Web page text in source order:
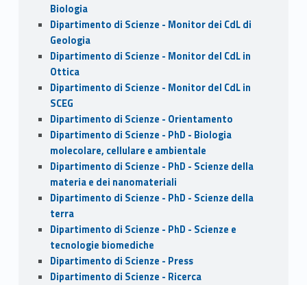
Biologia
Dipartimento di Scienze - Monitor dei CdL di
Geologia
Dipartimento di Scienze - Monitor del CdL in
Ottica
Dipartimento di Scienze - Monitor del CdL in
SCEG
Dipartimento di Scienze - Orientamento
Dipartimento di Scienze - PhD - Biologia
molecolare, cellulare e ambientale
Dipartimento di Scienze - PhD - Scienze della
materia e dei nanomateriali
Dipartimento di Scienze - PhD - Scienze della
terra
Dipartimento di Scienze - PhD - Scienze e
tecnologie biomediche
Dipartimento di Scienze - Press
Dipartimento di Scienze - Ricerca